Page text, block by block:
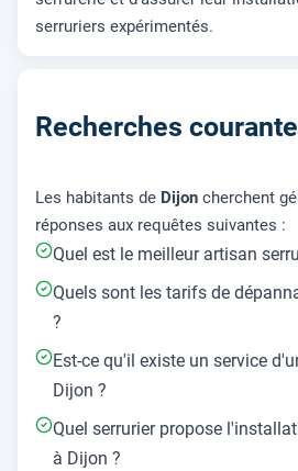
serruriers expérimentés.
Recherches
Les habitants de Dijon cherchent
réponses aux requêtes suivantes :
Quel est le meilleur artisan
Quels sont les tarifs de
?
Est-ce qu'il existe un service
Dijon ?
Quel serrurier propose
à Dijon ?